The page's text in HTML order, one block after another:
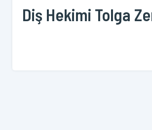
Diş Hekimi Tolga